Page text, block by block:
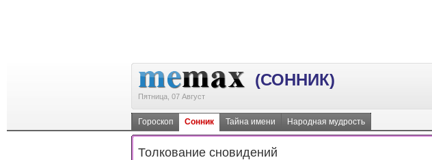
(СОННИК)
Пятница, 07 Август
Гороскоп Сонник Тайна имени Народная мудрость
Толкование сновидений